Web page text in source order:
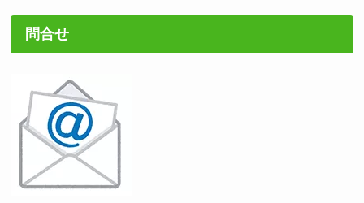
問合せ